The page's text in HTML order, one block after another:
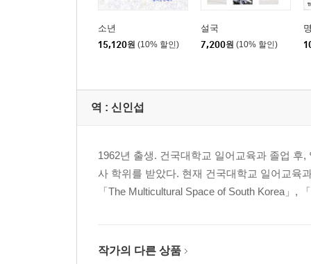
소년
15,120원 (10% 할인)
설국
7,200원 (10% 할인)
역 : 신인섭
1962년 출생. 건국대학교 일어교육과 졸업
사 학위를 받았다. 현재 건국대학교 일어교육
「The Multicultural Space of South Korea」,
작가의 다른 상품